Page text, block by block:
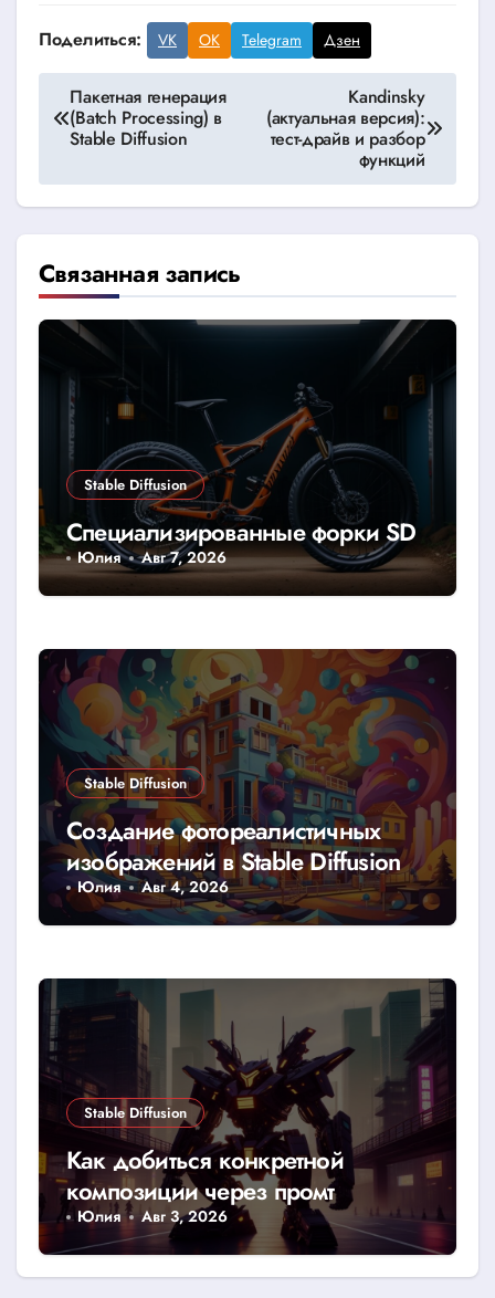
Поделиться: VK OK Telegram Дзен
Навигация
по
Пакетная генерация
(Batch Processing) в
Stable Diffusion
Kandinsky
(актуальная версия):
тест-драйв и разбор
функций
Связанная запись
Stable Diffusion
Специализированные форки SD
Юлия Авг 7, 2026
Stable Diffusion
Создание фотореалистичных
изображений в Stable Diffusion
Юлия Авг 4, 2026
Stable Diffusion
Как добиться конкретной
композиции через промт
Юлия Авг 3, 2026